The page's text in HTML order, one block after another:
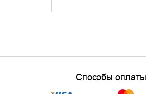
Способы оплаты